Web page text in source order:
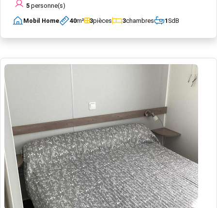
5 personne(s)
Mobil Home 40m² 3pièces 3chambres 1SdB